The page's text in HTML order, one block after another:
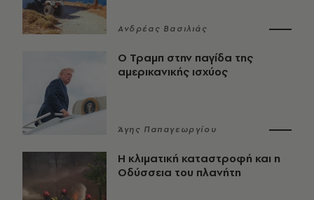
Ανδρέας Βασιλιάς
Ο Τραμπ στην παγίδα της
αμερικανικής ισχύος
Άγης Παπαγεωργίου
Η κλιματική καταστροφή και η
Οδύσσεια του πλανήτη